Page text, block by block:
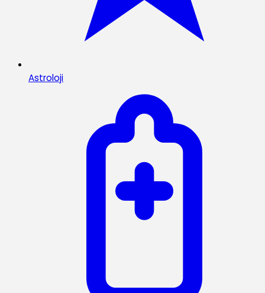
Astroloji